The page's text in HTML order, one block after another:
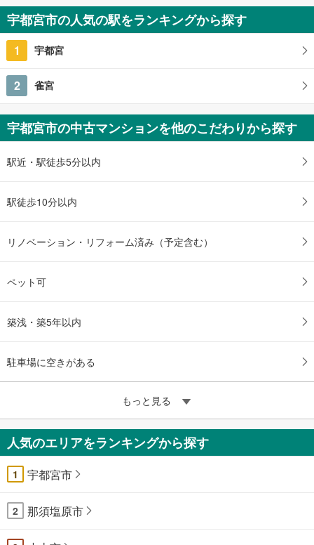
宇都宮市の人気の駅をランキングから探す
1 宇都宮
2 雀宮
宇都宮市の中古マンションを他のこだわりから探す
駅近・駅徒歩5分以内
駅徒歩10分以内
リノベーション・リフォーム済み（予定含む）
ペット可
築浅・築5年以内
駐車場に空きがある
もっと見る
人気のエリアをランキングから探す
1 宇都宮市
2 那須塩原市